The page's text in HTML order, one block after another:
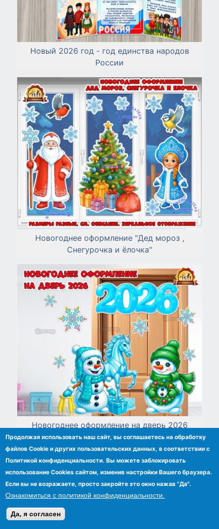
Новый 2026 год - год единства народов
России
Новогоднее оформление "Дед мороз ,
Снегурочка и ёлочка"
Новогоднее оформление на дверь 2026
Продолжая использовать наш сайт, вы соглашаетесь на обработку
файлов Сookie и других пользовательских данных, в соответствии с
Политикой конфиденциальности. Вы можете заблокировать
использование Cookies сайтом, изменив настройки Вашего браузера.
Если вы не возражаете, просто закройте это окно нажав "Да".
Ознакомиться с политикой конфиденциальности.
Да, я согласен